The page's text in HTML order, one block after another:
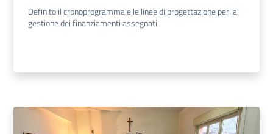
Definito il cronoprogramma e le linee di progettazione per la
gestione dei finanziamenti assegnati